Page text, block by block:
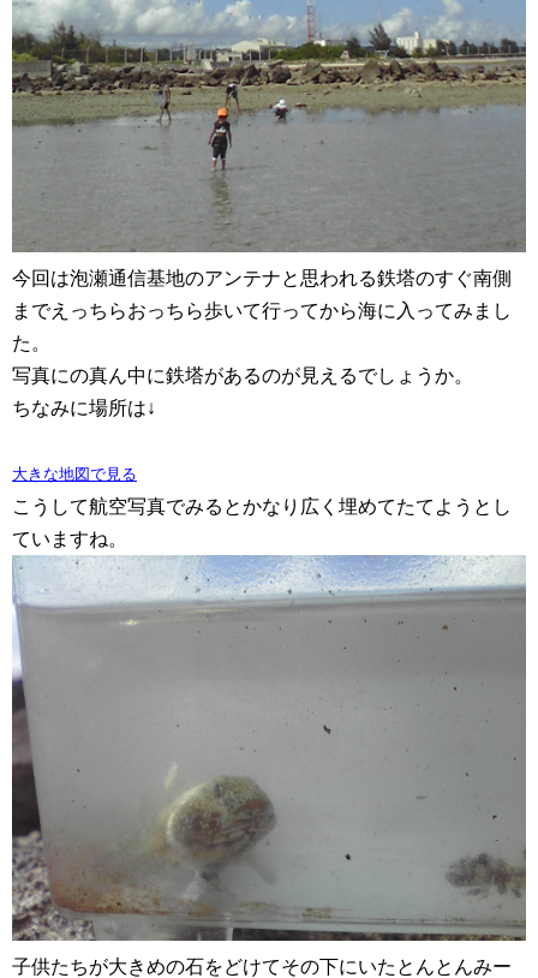
今回は泡瀬通信基地のアンテナと思われる鉄塔のすぐ南側
までえっちらおっちら歩いて行ってから海に入ってみまし
た。
写真にの真ん中に鉄塔があるのが見えるでしょうか。
ちなみに場所は↓
大きな地図で見る
こうして航空写真でみるとかなり広く埋めてたてようとし
ていますね。
子供たちが大きめの石をどけてその下にいたとんとんみー